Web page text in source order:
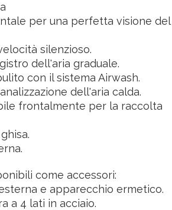
per una perfetta visione del
silenzioso.
dell'aria graduale.
con il sistema Airwash.
dell'aria calda.
frontalmente per la raccolta
come accessori:
e apparecchio ermetico.
a 4 lati in acciaio.